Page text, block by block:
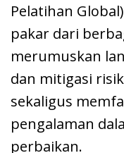
Pelatihan
pakar dari
merumuskan
dan mitigasi
sekaligus
pengalaman
perbaikan.